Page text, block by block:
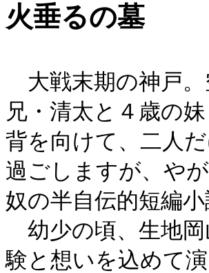
火垂るの墓
大戦末期の神戸。
兄・清太と４歳の
背を向けて、二人
過ごしますが、や
奴の半自伝的短編小
幼少の頃、生地岡
験と想いを込めて